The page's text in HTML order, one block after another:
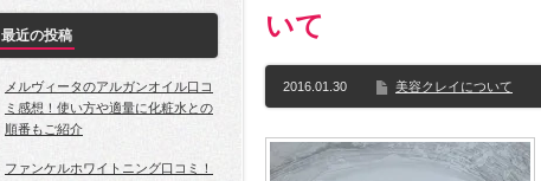
いて
2016.01.30 美容クレイについて
最近の投稿
メルヴィータのアルガンオイル口コ
ミ感想！使い方や適量に化粧水との
順番もご紹介
ファンケルホワイトニング口コミ！